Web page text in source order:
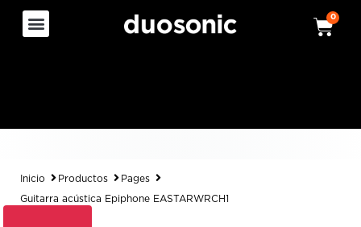
0
Inicio Productos Pages
Guitarra acústica Epiphone EASTARWRCH1